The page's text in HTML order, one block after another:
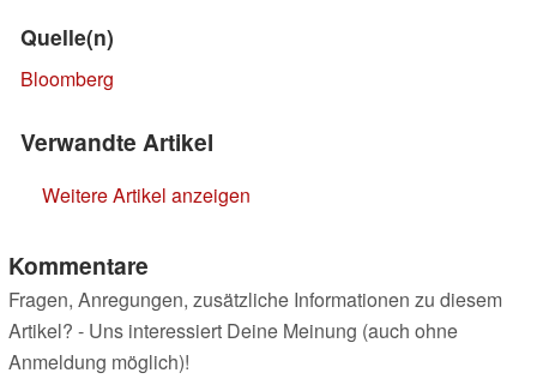
Quelle(n)
Bloomberg
Verwandte Artikel
Weitere Artikel anzeigen
Kommentare
Fragen, Anregungen, zusätzliche Informationen zu diesem
Artikel? - Uns interessiert Deine Meinung (auch ohne
Anmeldung möglich)!